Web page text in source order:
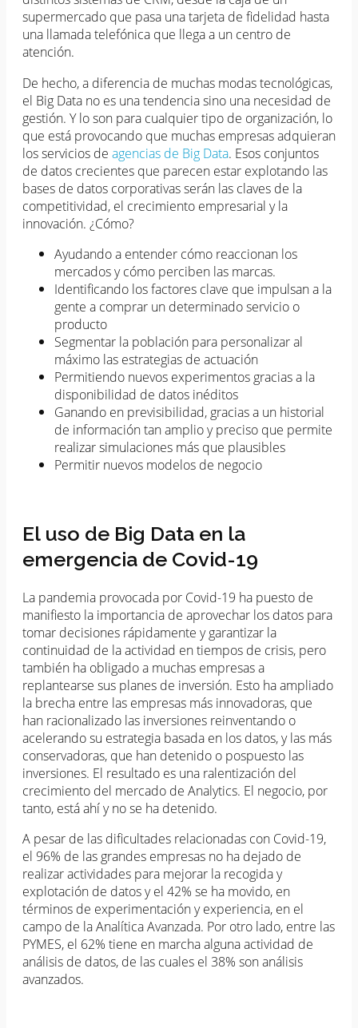
supermercado que pasa una tarjeta de fidelidad hasta
una llamada telefónica que llega a un centro de
atención.
De hecho, a diferencia de muchas modas tecnológicas,
el Big Data no es una tendencia sino una necesidad de
gestión. Y lo son para cualquier tipo de organización, lo
que está provocando que muchas empresas adquieran
los servicios de agencias de Big Data. Esos conjuntos
de datos crecientes que parecen estar explotando las
bases de datos corporativas serán las claves de la
competitividad, el crecimiento empresarial y la
innovación. ¿Cómo?
Ayudando a entender cómo reaccionan los
mercados y cómo perciben las marcas.
Identificando los factores clave que impulsan a la
gente a comprar un determinado servicio o
producto
Segmentar la población para personalizar al
máximo las estrategias de actuación
Permitiendo nuevos experimentos gracias a la
disponibilidad de datos inéditos
Ganando en previsibilidad, gracias a un historial
de información tan amplio y preciso que permite
realizar simulaciones más que plausibles
Permitir nuevos modelos de negocio
El uso de Big Data en la
emergencia de Covid-19
La pandemia provocada por Covid-19 ha puesto de
manifiesto la importancia de aprovechar los datos para
tomar decisiones rápidamente y garantizar la
continuidad de la actividad en tiempos de crisis, pero
también ha obligado a muchas empresas a
replantearse sus planes de inversión. Esto ha ampliado
la brecha entre las empresas más innovadoras, que
han racionalizado las inversiones reinventando o
acelerando su estrategia basada en los datos, y las más
conservadoras, que han detenido o pospuesto las
inversiones. El resultado es una ralentización del
crecimiento del mercado de Analytics. El negocio, por
tanto, está ahí y no se ha detenido.
A pesar de las dificultades relacionadas con Covid-19,
el 96% de las grandes empresas no ha dejado de
realizar actividades para mejorar la recogida y
explotación de datos y el 42% se ha movido, en
términos de experimentación y experiencia, en el
campo de la Analítica Avanzada. Por otro lado, entre las
PYMES, el 62% tiene en marcha alguna actividad de
análisis de datos, de las cuales el 38% son análisis
avanzados.